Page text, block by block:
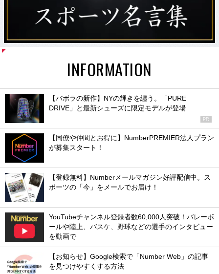
INFORMATION
【バボラの新作】NYの輝きを纏う。「PURE
DRIVE」と最新シューズに限定モデルが登場
PR
【同僚や仲間とお得に】NumberPREMIER法人プラン
が募集スタート！
【登録無料】Numberメールマガジン好評配信中。ス
ポーツの「今」をメールでお届け！
YouTubeチャンネル登録者数60,000人突破！バレーボ
ールや陸上、バスケ、野球などの選手のインタビュー
を動画で
【お知らせ】Google検索で「Number Web」の記事
を見つけやすくする方法